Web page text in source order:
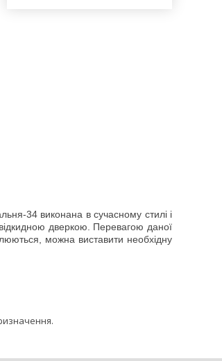
34 виконана в сучасному стилі і
дверкою. Перевагою даної
можна виставити необхідну